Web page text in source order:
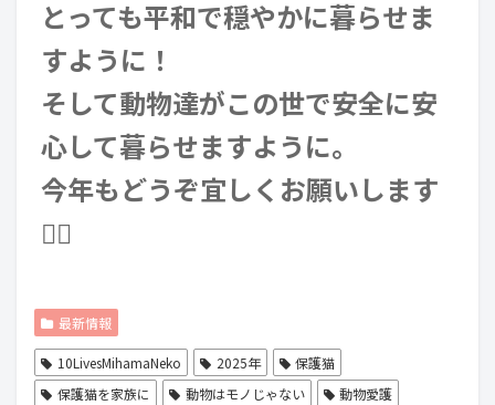
とっても平和で穏やかに暮らせま
すように！
そして動物達がこの世で安全に安
心して暮らせますように。
今年もどうぞ宜しくお願いします
🙇‍♀️
最新情報
10LivesMihamaNeko 2025年
保護猫
保護猫を家族に
動物はモノじゃない
動物愛護